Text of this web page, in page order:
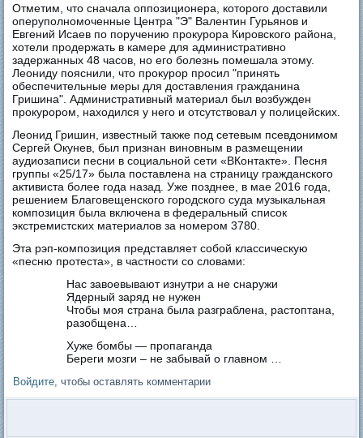
Отметим, что сначала оппозиционера, которого доставили
оперуполномоченные Центра "Э" Валентин Гурьянов и
Евгений Исаев по поручению прокурора Кировского района,
хотели продержать в камере для административно
задержанных 48 часов, но его болезнь помешала этому.
Леониду пояснили, что прокурор просил "принять
обеспечительные меры для доставления гражданина
Гришина". Административный материал был возбужден
прокурором, находился у него и отсутствовал у полицейских.
Леонид Гришин, известный также под сетевым псевдонимом
Сергей Окунев, был признан виновным в размещении
аудиозаписи песни в социальной сети «ВКонтакте». Песня
группы «25/17» была поставлена на страницу гражданского
активиста более года назад. Уже позднее, в мае 2016 года,
решением Благовещенского городского суда музыкальная
композиция была включена в федеральный список
экстремистских материалов за номером 3780.
Эта рэп-композиция представляет собой классическую
«песню протеста», в частности со словами:
Нас завоевывают изнутри а не снаружи
Ядерный заряд не нужен
Чтобы моя страна была разграблена, растоптана,
разобщена…
Хуже бомбы — пропаганда
Береги мозги – не забывай о главном …
Войдите , чтобы оставлять комментарии